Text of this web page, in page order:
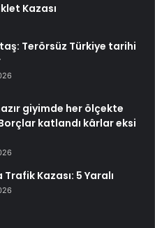
Kazası
Terörsüz Türkiye tarihi
giyimde her ölçekte
katlandı kârlar eksi
Kazası: 5 Yaralı